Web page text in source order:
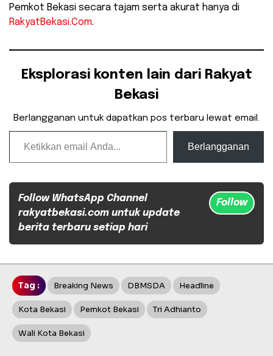
Pemkot Bekasi secara tajam serta akurat hanya di
RakyatBekasi.Com.
Eksplorasi konten lain dari Rakyat
Bekasi
Berlangganan untuk dapatkan pos terbaru lewat email.
Ketikkan email Anda...
Berlangganan
Follow WhatsApp Channel
rakyatbekasi.com untuk update
berita terbaru setiap hari
Follow
Tag : Breaking News DBMSDA Headline
Kota Bekasi Pemkot Bekasi Tri Adhianto
Wali Kota Bekasi